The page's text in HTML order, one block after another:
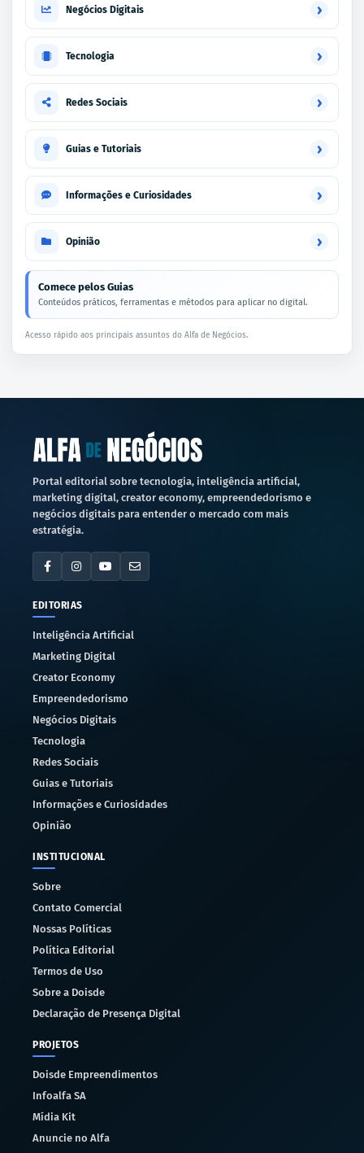
Negócios Digitais ›
Tecnologia ›
Redes Sociais ›
Guias e Tutoriais ›
Informações e Curiosidades ›
Opinião ›
Comece pelos Guias
Conteúdos práticos, ferramentas e métodos para aplicar no digital.
Acesso rápido aos principais assuntos do Alfa de Negócios.
Portal editorial sobre tecnologia, inteligência artificial,
marketing digital, creator economy, empreendedorismo e
negócios digitais para entender o mercado com mais
estratégia.
EDITORIAS
Inteligência Artificial
Marketing Digital
Creator Economy
Empreendedorismo
Negócios Digitais
Tecnologia
Redes Sociais
Guias e Tutoriais
Informações e Curiosidades
Opinião
INSTITUCIONAL
Sobre
Contato Comercial
Nossas Políticas
Política Editorial
Termos de Uso
Sobre a Doisde
Declaração de Presença Digital
PROJETOS
Doisde Empreendimentos
Infoalfa SA
Mídia Kit
Anuncie no Alfa